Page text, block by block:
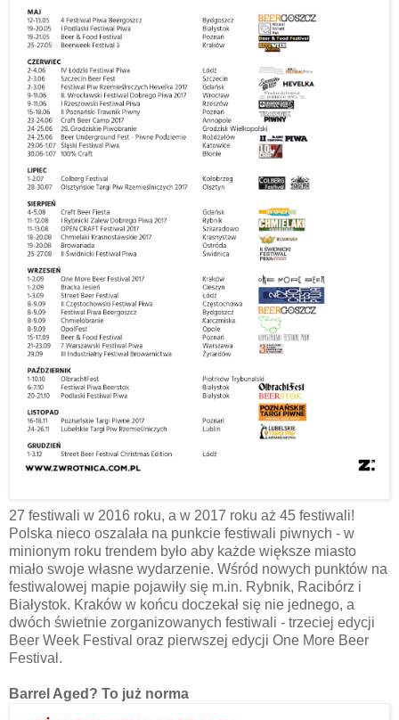
27 festiwali w 2016 roku, a w 2017 roku aż 45 festiwali!
Polska nieco oszalała na punkcie festiwali piwnych - w
minionym roku trendem było aby każde większe miasto
miało swoje własne wydarzenie. Wśród nowych punktów na
festiwalowej mapie pojawiły się m.in. Rybnik, Racibórz i
Białystok. Kraków w końcu doczekał się nie jednego, a
dwóch świetnie zorganizowanych festiwali - trzeciej edycji
Beer Week Festival oraz pierwszej edycji One More Beer
Festival.
Barrel Aged? To już norma